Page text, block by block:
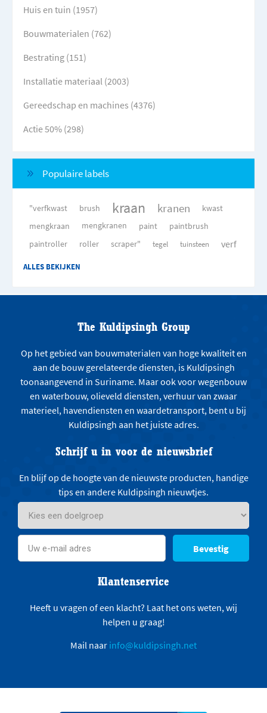
Huis en tuin (1957)
Bouwmaterialen (762)
Bestrating (151)
Installatie materiaal (2003)
Gereedschap en machines (4376)
Actie 50% (298)
Populaire labels
"verfkwast brush kraan kranen
kwast
mengkraan
mengkranen paint
paintbrush
paintroller
roller scraper" tegel tuinsteen verf
ALLES BEKIJKEN
The Kuldipsingh Group
Op het gebied van bouwmaterialen van hoge kwaliteit en
aan de bouw gerelateerde diensten, is Kuldipsingh
toonaangevend in Suriname. Maar ook voor wegenbouw
en waterbouw, olieveld diensten, verhuur van zwaar
materieel, havendiensten en waardetransport, bent u bij
Kuldipsingh aan het juiste adres.
Schrijf u in voor de nieuwsbrief
En blijf op de hoogte van de nieuwste producten, handige
tips en andere Kuldipsingh nieuwtjes.
Bevestig
Klantenservice
Heeft u vragen of een klacht? Laat het ons weten, wij
helpen u graag!
Mail naar info@kuldipsingh.net